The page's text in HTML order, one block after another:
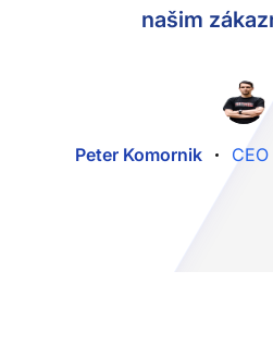
našim
Peter Komornik